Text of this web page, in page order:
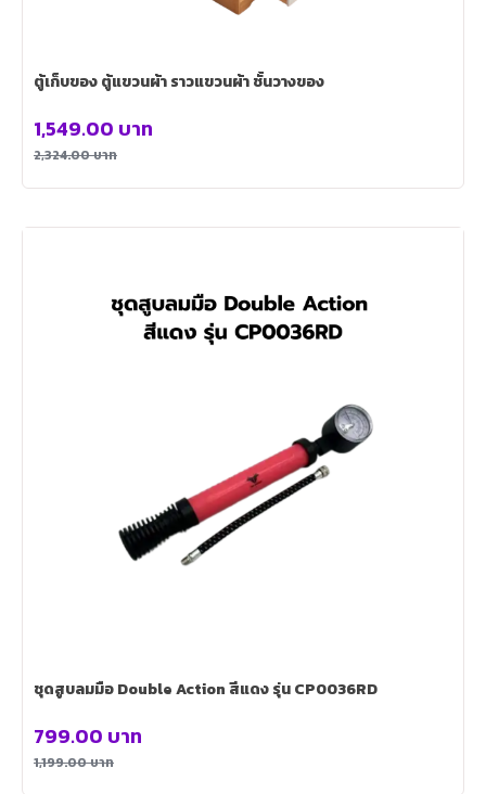
ตู้เก็บของ ตู้แขวนผ้า ราวแขวนผ้า ชั้นวางของ
2,324.00บาท
1,549.00 บาท
ชุดสูบลมมือ Double Action สีแดง รุ่น CP0036RD
1,199.00บาท
799.00 บาท